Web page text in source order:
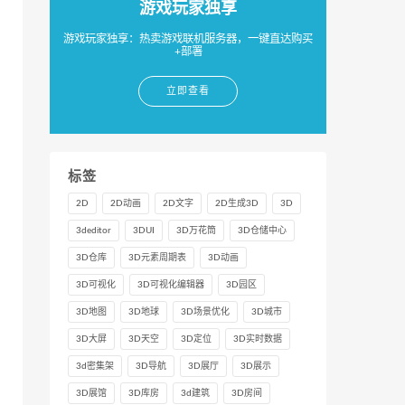
游戏玩家独享
游戏玩家独享：热卖游戏联机服务器，一键直达购买
+部署
立即查看
标签
2D 2D动画 2D文字 2D生成3D 3D
3deditor 3DUI 3D万花筒 3D仓储中心
3D仓库 3D元素周期表 3D动画
3D可视化 3D可视化编辑器 3D园区
3D地图 3D地球 3D场景优化 3D城市
3D大屏 3D天空 3D定位 3D实时数据
3d密集架 3D导航 3D展厅 3D展示
3D展馆 3D库房 3d建筑 3D房间